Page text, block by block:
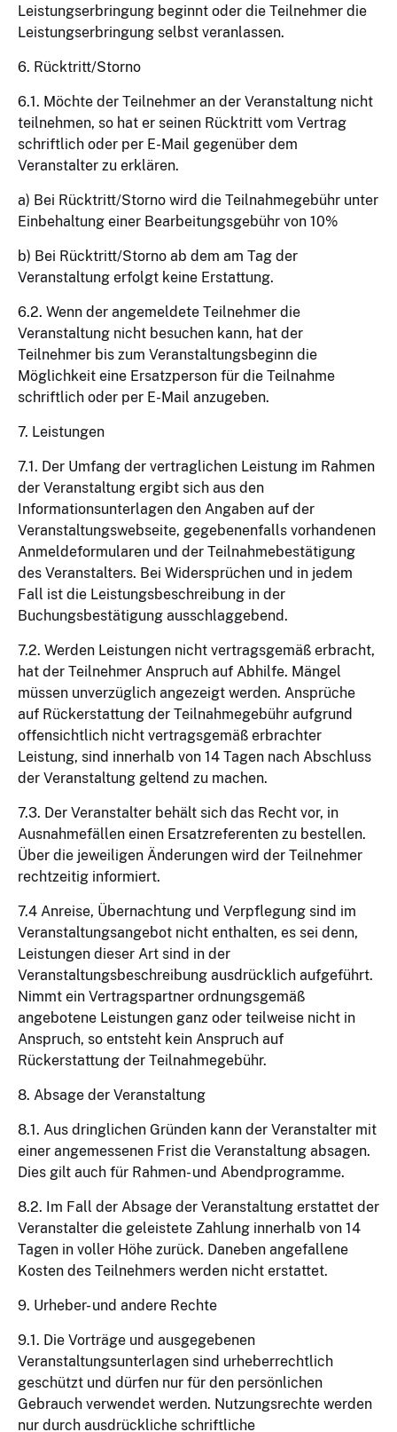
Leistungserbringung beginnt oder die Teilnehmer die
Leistungserbringung selbst veranlassen.
6. Rücktritt/Storno
6.1. Möchte der Teilnehmer an der Veranstaltung nicht
teilnehmen, so hat er seinen Rücktritt vom Vertrag
schriftlich oder per E-Mail gegenüber dem
Veranstalter zu erklären.
a) Bei Rücktritt/Storno wird die Teilnahmegebühr unter
Einbehaltung einer Bearbeitungsgebühr von 10%
b) Bei Rücktritt/Storno ab dem am Tag der
Veranstaltung erfolgt keine Erstattung.
6.2. Wenn der angemeldete Teilnehmer die
Veranstaltung nicht besuchen kann, hat der
Teilnehmer bis zum Veranstaltungsbeginn die
Möglichkeit eine Ersatzperson für die Teilnahme
schriftlich oder per E-Mail anzugeben.
7. Leistungen
7.1. Der Umfang der vertraglichen Leistung im Rahmen
der Veranstaltung ergibt sich aus den
Informationsunterlagen den Angaben auf der
Veranstaltungswebseite, gegebenenfalls vorhandenen
Anmeldeformularen und der Teilnahmebestätigung
des Veranstalters. Bei Widersprüchen und in jedem
Fall ist die Leistungsbeschreibung in der
Buchungsbestätigung ausschlaggebend.
7.2. Werden Leistungen nicht vertragsgemäß erbracht,
hat der Teilnehmer Anspruch auf Abhilfe. Mängel
müssen unverzüglich angezeigt werden. Ansprüche
auf Rückerstattung der Teilnahmegebühr aufgrund
offensichtlich nicht vertragsgemäß erbrachter
Leistung, sind innerhalb von 14 Tagen nach Abschluss
der Veranstaltung geltend zu machen.
7.3. Der Veranstalter behält sich das Recht vor, in
Ausnahmefällen einen Ersatzreferenten zu bestellen.
Über die jeweiligen Änderungen wird der Teilnehmer
rechtzeitig informiert.
7.4 Anreise, Übernachtung und Verpflegung sind im
Veranstaltungsangebot nicht enthalten, es sei denn,
Leistungen dieser Art sind in der
Veranstaltungsbeschreibung ausdrücklich aufgeführt.
Nimmt ein Vertragspartner ordnungsgemäß
angebotene Leistungen ganz oder teilweise nicht in
Anspruch, so entsteht kein Anspruch auf
Rückerstattung der Teilnahmegebühr.
8. Absage der Veranstaltung
8.1. Aus dringlichen Gründen kann der Veranstalter mit
einer angemessenen Frist die Veranstaltung absagen.
Dies gilt auch für Rahmen- und Abendprogramme.
8.2. Im Fall der Absage der Veranstaltung erstattet der
Veranstalter die geleistete Zahlung innerhalb von 14
Tagen in voller Höhe zurück. Daneben angefallene
Kosten des Teilnehmers werden nicht erstattet.
9. Urheber- und andere Rechte
9.1. Die Vorträge und ausgegebenen
Veranstaltungsunterlagen sind urheberrechtlich
geschützt und dürfen nur für den persönlichen
Gebrauch verwendet werden. Nutzungsrechte werden
nur durch ausdrückliche schriftliche